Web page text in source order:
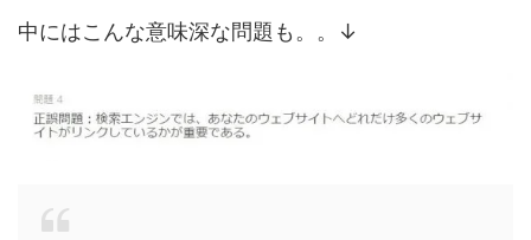
中にはこんな意味深な問題も。。↓